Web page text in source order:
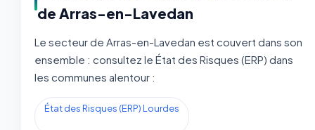
de Arras-en-Lavedan
Le secteur de Arras-en-Lavedan est couvert dans son
ensemble : consultez le État des Risques (ERP) dans
les communes alentour :
État des Risques (ERP) Lourdes